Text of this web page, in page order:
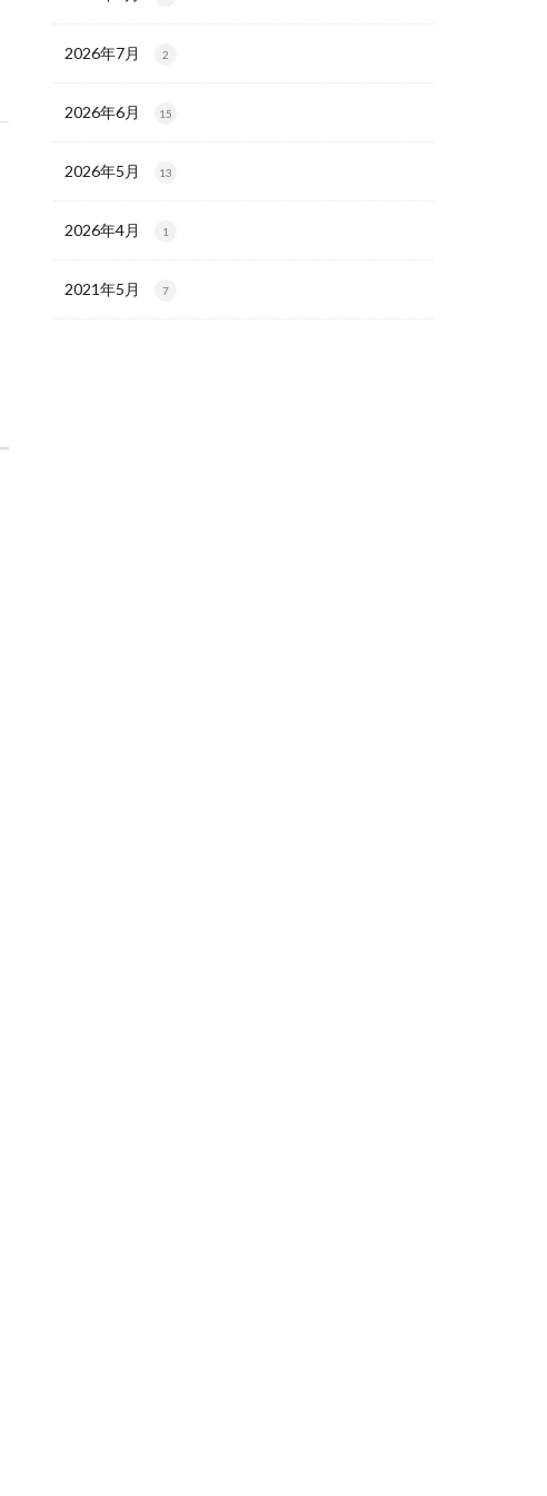
2026年7月 2
2026年6月 15
2026年5月 13
2026年4月 1
2021年5月 7